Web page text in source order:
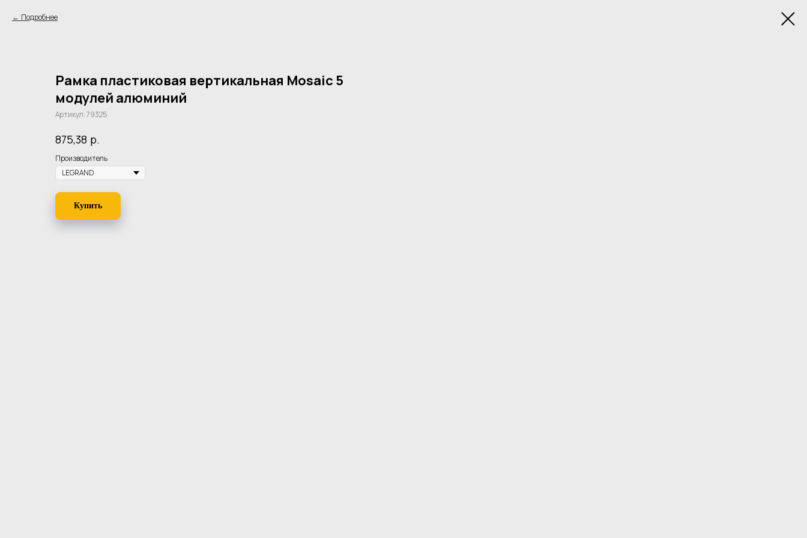
Подробнее
Рамка пластиковая вертикальная Mosaic 5
модулей алюминий
Артикул:79325
875,38 р.
Производитель
Купить